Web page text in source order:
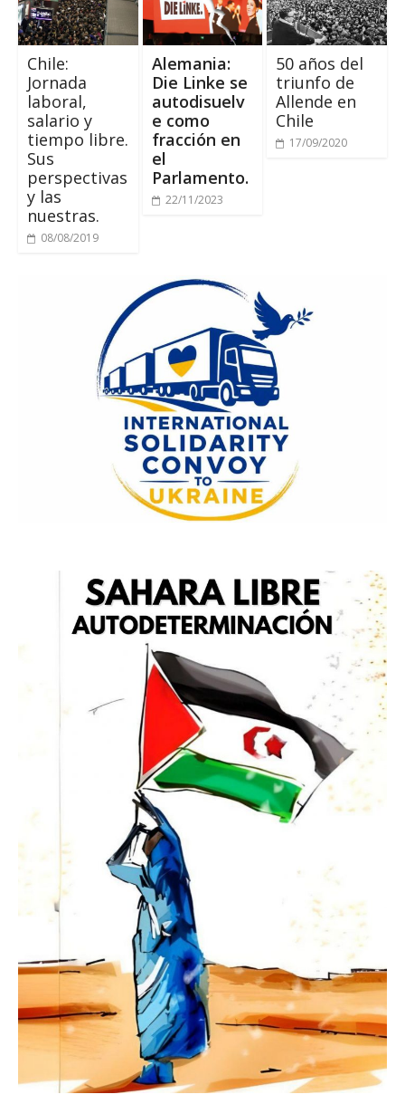
Chile:
Jornada
laboral,
salario y
tiempo libre.
Sus
perspectivas
y las
nuestras.
08/08/2019
Alemania:
Die Linke se
autodisuelv
e como
fracción en
el
Parlamento.
22/11/2023
50 años del
triunfo de
Allende en
Chile
17/09/2020